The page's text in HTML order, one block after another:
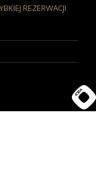
REZERWACJI